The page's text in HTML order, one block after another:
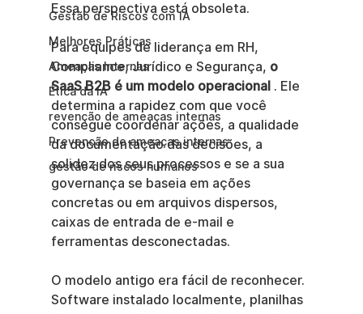
Gestão de Riscos com IA
Melhores Práticas
Ameaças Internas
Ética da IA
revenção de ameaças internas
Prevenção de ameaças internas
gestão de riscos humanos
Essa perspectiva está obsoleta.
Para equipes de liderança em RH,
Compliance, Jurídico e Segurança, o
SaaS B2B é um modelo operacional . Ele
determina a rapidez com que você
consegue coordenar ações, a qualidade
da documentação das decisões, a
solidez dos seus processos e se a sua
governança se baseia em ações
concretas ou em arquivos dispersos,
caixas de entrada de e-mail e
ferramentas desconectadas.
O modelo antigo era fácil de reconhecer.
Software instalado localmente, planilhas